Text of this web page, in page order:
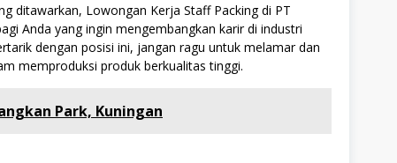
ditawarkan, Lowongan Kerja Staff Packing di PT
Anda yang ingin mengembangkan karir di industri
dengan posisi ini, jangan ragu untuk melamar dan
memproduksi produk berkualitas tinggi.
Park, Kuningan